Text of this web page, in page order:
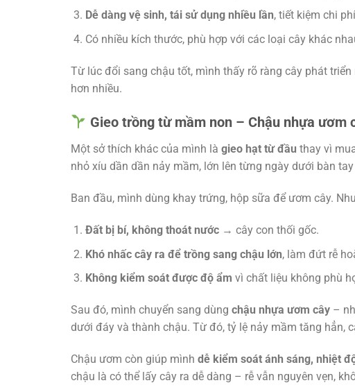
Dễ dàng vệ sinh, tái sử dụng nhiều lần, tiết kiệm chi
Có nhiều kích thước, phù hợp với các loại cây khác
Từ lúc đổi sang chậu tốt, mình thấy rõ ràng cây phát
hơn nhiều.
Gieo trồng từ mầm non – Chậu nhựa ươm
Một sở thích khác của mình là gieo hạt từ đầu thay vì
nhỏ xíu dần dần nảy mầm, lớn lên từng ngày dưới bàn
Ban đầu, mình dùng khay trứng, hộp sữa để ươm cây.
Đất bị bí, không thoát nước→ cây con thối gốc.
Khó nhấc cây ra để trồng sang chậu lớn, làm đứt rễ
Không kiểm soát được độ ẩm vì chất liệu không phù
Sau đó, mình chuyển sang dùng chậu nhựa ươm cây –
dưới đáy và thành chậu. Từ đó, tỷ lệ nảy mầm tăng hẳn,
Chậu ươm còn giúp mình dễ kiểm soát ánh sáng, nhiệt
chậu là có thể lấy cây ra dễ dàng – rễ vẫn nguyên vẹn,